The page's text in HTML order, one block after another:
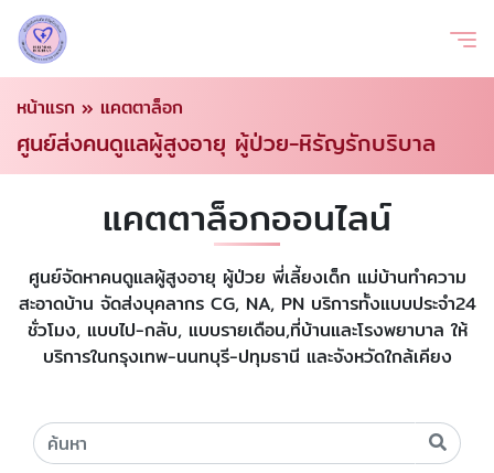
หน้าแรก » แคตตาล็อก
ศูนย์ส่งคนดูแลผู้สูงอายุ ผู้ป่วย-หิรัญรักบริบาล
แคตตาล็อกออนไลน์
ศูนย์จัดหาคนดูแลผู้สูงอายุ ผู้ป่วย พี่เลี้ยงเด็ก แม่บ้านทำความ
สะอาดบ้าน จัดส่งบุคลากร CG, NA, PN บริการทั้งแบบประจำ24
ชั่วโมง, แบบไป-กลับ, แบบรายเดือน,ที่บ้านและโรงพยาบาล ให้
บริการในกรุงเทพ-นนทบุรี-ปทุมธานี และจังหวัดใกล้เคียง